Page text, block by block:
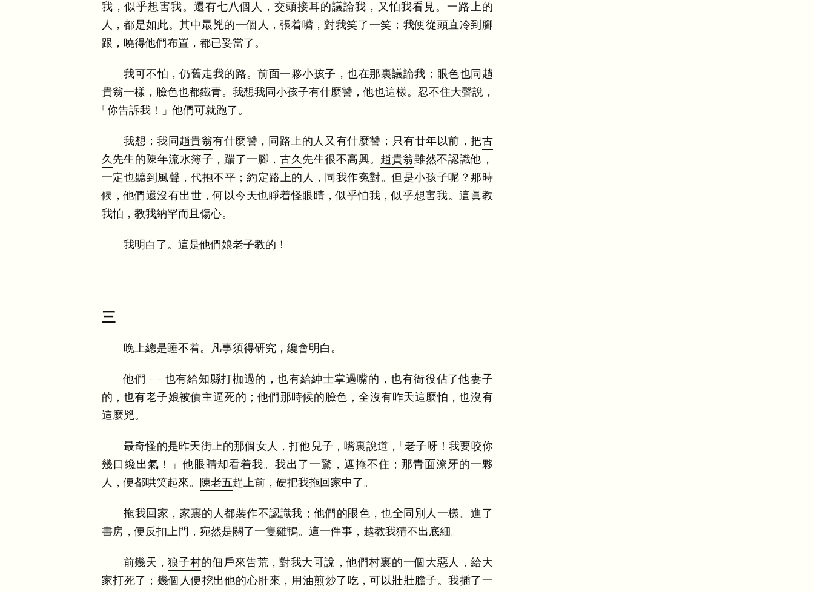
我 ，似乎想害我。 還有七八個人 ， 交頭接耳的議論我 ， 又怕我看見。 一路上的
人 ， 都是如此。 其中最兇的一個人 ， 張着嘴 ， 對我笑了一笑 ； 我便從頭直冷到腳
跟 ， 曉得他們布置 ， 都已妥當了。
我可不怕 ， 仍舊走我的路。 前面一夥小孩子 ， 也在那裏議論我 ； 眼色也同 趙
貴翁一樣 ， 臉色也都鐵青。 我想我同小孩子有什麼讐 ，他也這樣。 忍不住大聲說 ，
「 你告訴我 ！ 」 他們可就跑了。
我想 ； 我同趙貴翁有什麼讐 ， 同路上的人又有什麼讐 ； 只有廿年以前 ， 把古
久先生的陳年流水簿子 ， 踹了一腳 ， 古久先生很不高興。 趙貴翁雖然不認識他 ，
一定也聽到風聲 ， 代抱不平 ； 約定路上的人 ， 同我作寃對。但是小孩子呢 ？ 那時
候 ，他們還沒有出世 ，何以今天也睜着怪眼睛 ，似乎怕我 ，似乎想害我。 這眞教
我怕 ， 教我納罕而且傷心。
我明白了。 這是他們娘老子教的 ！
三
晚上總是睡不着。 凡事須得研究 ， 纔會明白。
他們——也有給知縣打枷過的 ， 也有給紳士掌過嘴的 ， 也有衙役佔了他妻子
的 ， 也有老子娘被債主逼死的 ； 他們那時候的臉色 ， 全沒有昨天這麼怕 ， 也沒有
這麼兇。
最奇怪的是昨天街上的那個女人 ， 打他兒子 ， 嘴裏說道 ，「 老子呀 ！ 我要咬你
幾口纔出氣 ！ 」 他眼睛却看着我。 我出了一驚 ， 遮掩不住 ； 那青面潦牙的一夥
人 ，便都哄笑起來。 陳老五趕上前 ， 硬把我拖回家中了。
拖我回家 ， 家裏的人都裝作不認識我 ； 他們的眼色 ， 也全同別人一樣。 進了
書房 ，便反扣上門 ， 宛然是關了一隻雞鴨。 這一件事 ， 越教我猜不出底細。
前幾天 ， 狼子村的佃戶來告荒 ， 對我大哥說 ，他們村裏的一個大惡人 ， 給大
家打死了 ； 幾個人便挖出他的心肝來 ， 用油煎炒了吃 ， 可以壯壯膽子。 我插了一